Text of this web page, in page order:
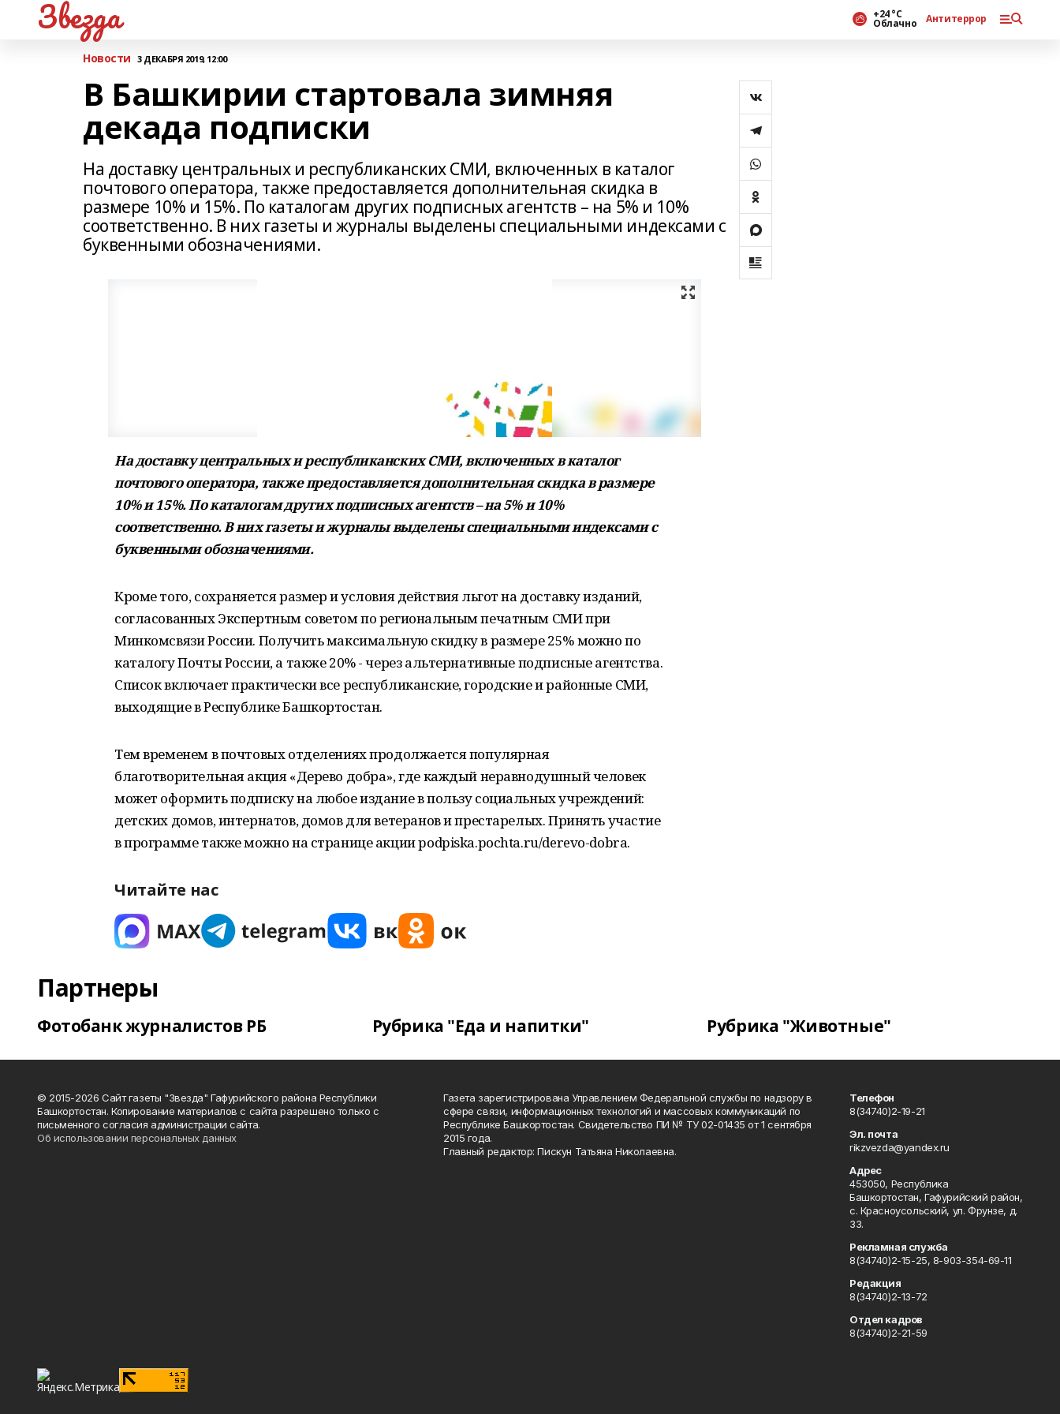
Звезда +24 °С
Облачно Антитеррор
Новости 3 ДЕКАБРЯ 2019, 12:00
В Башкирии стартовала зимняя
декада подписки
На доставку центральных и республиканских СМИ, включенных в каталог
почтового оператора, также предоставляется дополнительная скидка в
размере 10% и 15%. По каталогам других подписных агентств – на 5% и 10%
соответственно. В них газеты и журналы выделены специальными индексами с
буквенными обозначениями.
На доставку центральных и республиканских СМИ, включенных в каталог
почтового оператора, также предоставляется дополнительная скидка в размере
10% и 15%. По каталогам других подписных агентств – на 5% и 10%
соответственно. В них газеты и журналы выделены специальными индексами с
буквенными обозначениями.
Кроме того, сохраняется размер и условия действия льгот на доставку изданий,
согласованных Экспертным советом по региональным печатным СМИ при
Минкомсвязи России. Получить максимальную скидку в размере 25% можно по
каталогу Почты России, а также 20% - через альтернативные подписные агентства.
Список включает практически все республиканские, городские и районные СМИ,
выходящие в Республике Башкортостан.
Тем временем в почтовых отделениях продолжается популярная
благотворительная акция «Дерево добра», где каждый неравнодушный человек
может оформить подписку на любое издание в пользу социальных учреждений:
детских домов, интернатов, домов для ветеранов и престарелых. Принять участие
в программе также можно на странице акции podpiska.pochta.ru/derevo-dobra.
Читайте нас
Партнеры
Фотобанк журналистов РБ Рубрика "Еда и напитки" Рубрика "Животные"
© 2015-2026 Сайт газеты "Звезда" Гафурийского района Республики
Башкортостан. Копирование материалов с сайта разрешено только с
письменного согласия администрации сайта.
Об использовании персональных данных
Газета зарегистрирована Управлением Федеральной службы по надзору в
сфере связи, информационных технологий и массовых коммуникаций по
Республике Башкортостан. Свидетельство ПИ № ТУ 02-01435 от 1 сентября
2015 года.
Главный редактор: Пискун Татьяна Николаевна.
Телефон
8(34740)2-19-21
Эл. почта
rikzvezda@yandex.ru
Адрес
453050, Республика
Башкортостан, Гафурийский район,
с. Красноусольский, ул. Фрунзе, д.
33.
Рекламная служба
8(34740)2-15-25, 8-903-354-69-11
Редакция
8(34740)2-13-72
Отдел кадров
8(34740)2-21-59